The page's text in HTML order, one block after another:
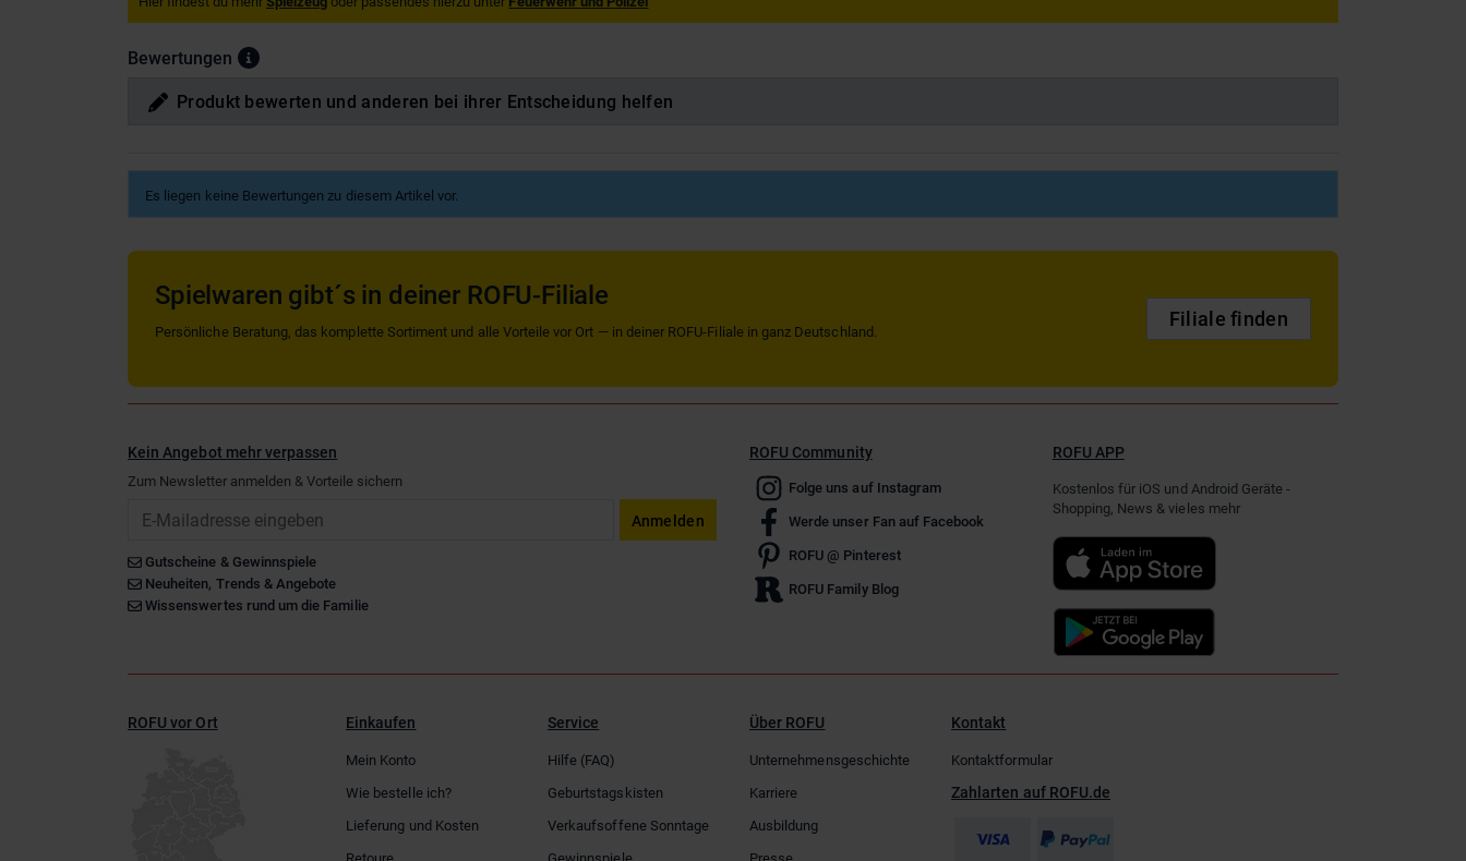
Bewertungen
Produkt bewerten und anderen bei ihrer Entscheidung helfen
Es liegen keine Bewertungen zu diesem Artikel vor.
Spielwaren gibt´s in deiner ROFU-Filiale
Persönliche Beratung, das komplette Sortiment und alle Vorteile vor Ort — in deiner ROFU-Filiale in ganz Deutschland.
Filiale finden
Kein Angebot mehr verpassen
Zum Newsletter anmelden & Vorteile sichern
Anmelden
Gutscheine & Gewinnspiele
Neuheiten, Trends & Angebote
Wissenswertes rund um die Familie
ROFU Community
Folge uns auf Instagram
Werde unser Fan auf Facebook
ROFU @ Pinterest
ROFU Family Blog
ROFU APP
Kostenlos für iOS und Android Geräte -
Shopping, News & vieles mehr
ROFU vor Ort Einkaufen
Mein Konto
Wie bestelle ich?
Lieferung und Kosten
Service
Hilfe (FAQ)
Geburtstagskisten
Verkaufsoffene Sonntage
Über ROFU
Unternehmensgeschichte
Karriere
Ausbildung
Kontakt
Kontaktformular
Zahlarten auf ROFU.de